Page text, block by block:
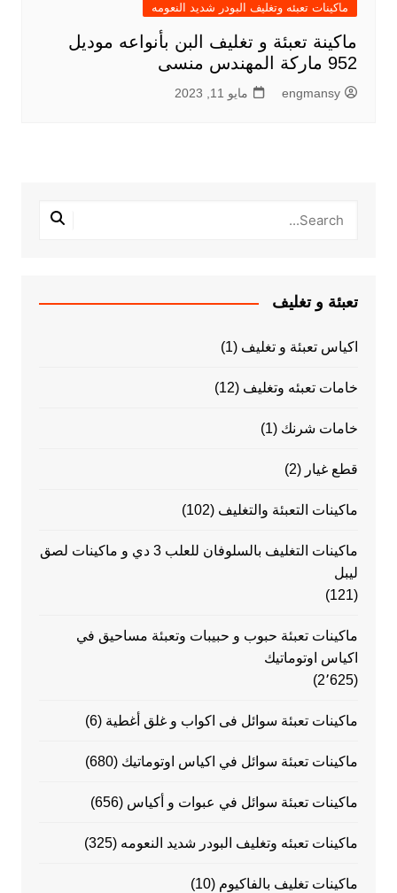
ماكينات تعبئه وتغليف البودر شديد النعومه
ماكينة تعبئة و تغليف البن بأنواعه موديل
952 ماركة المهندس منسى
engmansy مايو 11, 2023
تعبئة و تغليف
اكياس تعبئة و تغليف (1)
خامات تعبئه وتغليف (12)
خامات شرنك (1)
قطع غيار (2)
ماكينات التعبئة والتغليف (102)
ماكينات التغليف بالسلوفان للعلب 3 دي و ماكينات لصق
ليبل
(121)
ماكينات تعبئة حبوب و حبيبات وتعبئة مساحيق في
اكياس اوتوماتيك
(2٬625)
ماكينات تعبئة سوائل فى اكواب و غلق أغطية (6)
ماكينات تعبئة سوائل في اكياس اوتوماتيك (680)
ماكينات تعبئة سوائل في عبوات و أكياس (656)
ماكينات تعبئه وتغليف البودر شديد النعومه (325)
ماكينات تغليف بالفاكيوم (10)